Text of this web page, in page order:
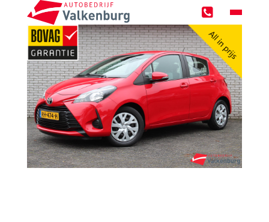
Home
Occasions
Zoekopdracht
Over ons